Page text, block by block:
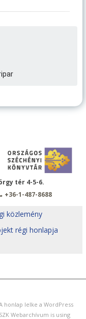
tér 4-5-6.
+36-1-487-8688
közlemény
régi honlapja
A honlap lelke a WordPress
Webarchívum is using